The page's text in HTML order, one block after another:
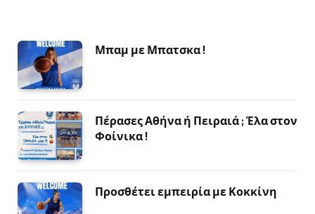
Μπαμ με Μπατσκα !
Πέρασες Αθήνα ή Πειραιά ; Έλα στον
Φοίνικα !
Προσθέτει εμπειρία με Κοκκίνη